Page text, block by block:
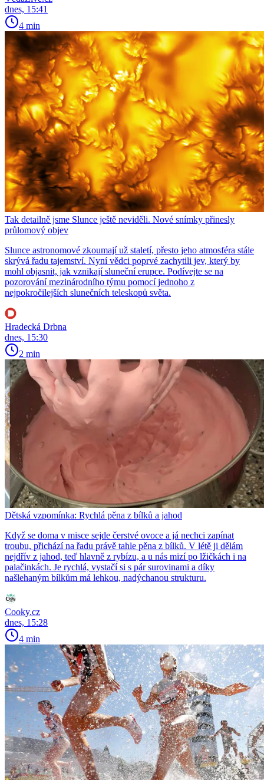
dnes, 15:41
4 min
Tak detailně jsme Slunce ještě neviděli. Nové snímky přinesly
průlomový objev
Slunce astronomové zkoumají už staletí, přesto jeho atmosféra stále
skrývá řadu tajemství. Nyní vědci poprvé zachytili jev, který by
mohl objasnit, jak vznikají sluneční erupce. Podívejte se na
pozorování mezinárodního týmu pomocí jednoho z
nejpokročilejších slunečních teleskopů světa.
Hradecká Drbna
dnes, 15:30
2 min
Dětská vzpomínka: Rychlá pěna z bílků a jahod
Když se doma v misce sejde čerstvé ovoce a já nechci zapínat
troubu, přichází na řadu právě tahle pěna z bílků. V létě ji dělám
nejdřív z jahod, teď hlavně z rybízu, a u nás mizí po lžičkách i na
palačinkách. Je rychlá, vystačí si s pár surovinami a díky
našlehaným bílkům má lehkou, nadýchanou strukturu.
Cooky.cz
dnes, 15:28
4 min